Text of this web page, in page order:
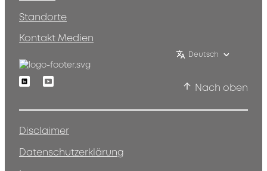
Standorte
Kontakt Medien
Deutsch
LinkedinYoutube
Nach oben
Disclaimer
Datenschutzerklärung